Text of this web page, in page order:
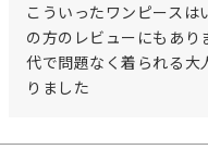
こういったワンピース
の方のレビューにもあ
代で問題なく着られる大
りました